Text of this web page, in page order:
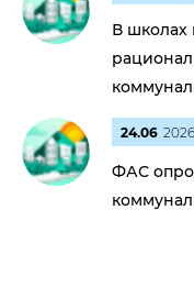
В школах
24.06 2026
ФАС